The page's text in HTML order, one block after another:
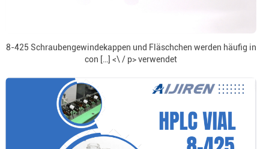
8-425 Schraubengewindekappen und Fläschchen werden häufig in
con […] <\ / p> verwendet